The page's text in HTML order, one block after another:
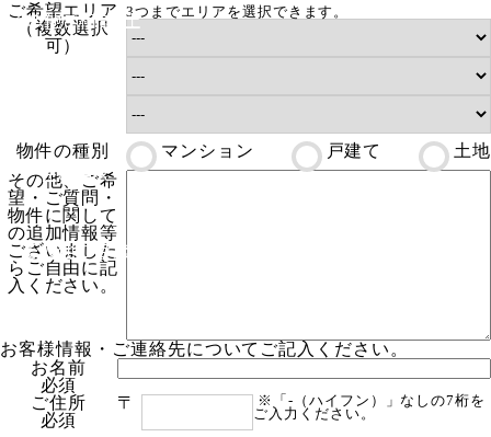
その他ご相談 土
住み替え
その他ご相談
ご希望エリア
（複数選択
可）
3つまでエリアを選択できます。
物件の種別 マンション 戸建て
土地
その他、ご希
望・ご質問・
物件に関して
の追加情報等
ございました
らご自由に記
入ください。
お客様情報・ご連絡先についてご記入ください。
お名前
必須
ご住所
必須
〒
※「-（ハイフン）」なしの7桁を
ご入力ください。